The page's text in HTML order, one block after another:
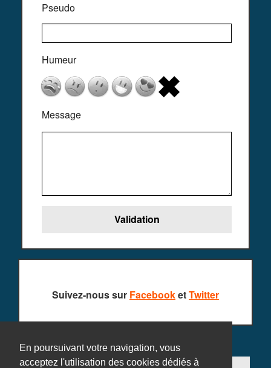
En poursuivant votre navigation, vous
acceptez l'utilisation des cookies dédiés à
Pseudo
Humeur
Message
Suivez-nous sur FacebooketTwitter